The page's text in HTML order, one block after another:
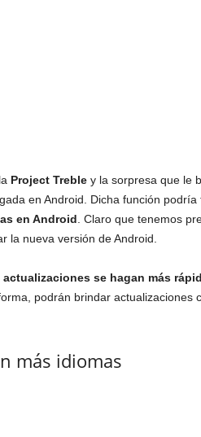
Project Treble y la sorpresa que le
en Android. Dicha función
en Android . Claro que tenemos
la nueva versión de Android.
actualizaciones se hagan más
podrán brindar actualizaciones
más idiomas